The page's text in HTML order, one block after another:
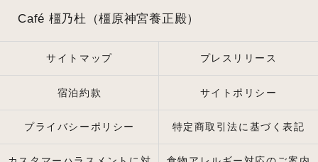
Café 橿乃杜（橿原神宮養正殿）
サイトマップ プレスリリース
宿泊約款 サイトポリシー
プライバシーポリシー 特定商取引法に基づく表記